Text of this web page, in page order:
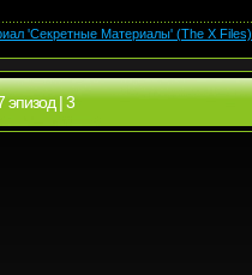
'Секретные Материалы' (The X Files)
эпизод | 3